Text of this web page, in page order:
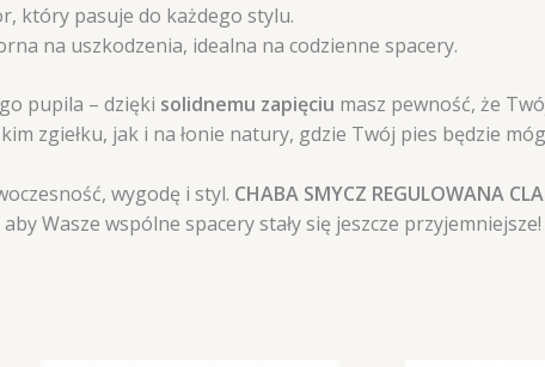
który pasuje do każdego stylu.
na uszkodzenia, idealna na codzienne spacery.
pupila – dzięki solidnemu zapięciu masz pewność, że
zgiełku, jak i na łonie natury, gdzie Twój pies będzie
wygodę i styl. CHABA SMYCZ REGULOWANA
Wasze wspólne spacery stały się jeszcze przyjemniejsze!